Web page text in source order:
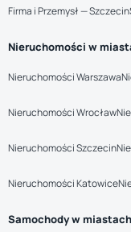
Firma i Przemysł — Szczecin
Nieruchomości w
Nieruchomości Warszawa
Nieruchomości Wrocław
Nieruchomości Szczecin
Nieruchomości Katowice
Samochody w miastach